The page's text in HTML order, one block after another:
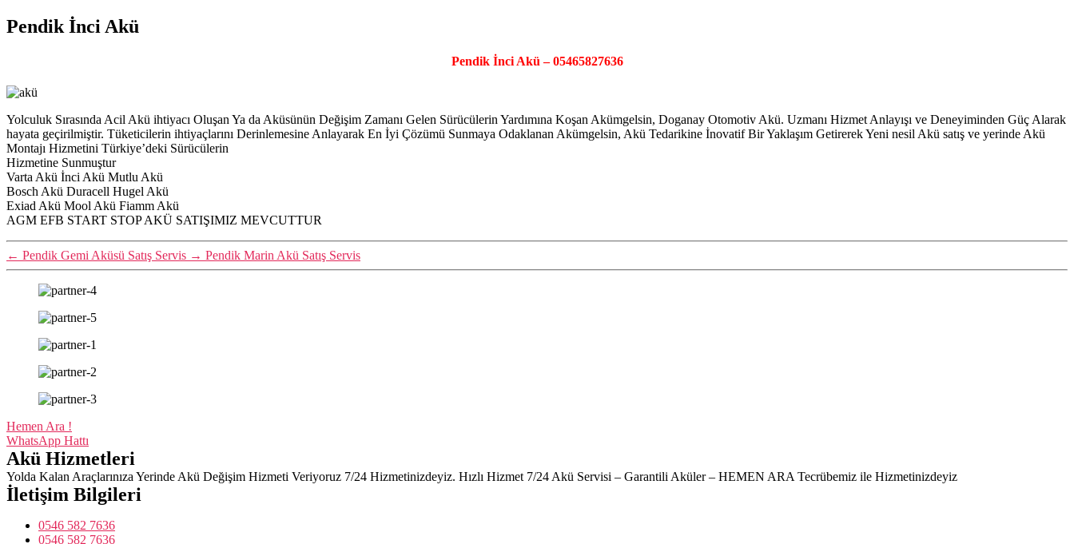
Pendik İnci Akü
Pendik İnci Akü – 05465827636
Yolculuk Sırasında Acil Akü ihtiyacı Oluşan Ya da Aküsünün Değişim Zamanı Gelen Sürücülerin Yardımına Koşan Akümgelsin, Doganay Otomotiv Akü. Uzmanı Hizmet Anlayışı ve Deneyiminden Güç Alarak
hayata geçirilmiştir. Tüketicilerin ihtiyaçlarını Derinlemesine Anlayarak En İyi Çözümü Sunmaya Odaklanan Akümgelsin, Akü Tedarikine İnovatif Bir Yaklaşım Getirerek Yeni nesil Akü satış ve yerinde Akü
Montajı Hizmetini Türkiye’deki Sürücülerin
Hizmetine Sunmuştur
Varta Akü İnci Akü Mutlu Akü
Bosch Akü Duracell Hugel Akü
Exiad Akü Mool Akü Fiamm Akü
AGM EFB START STOP AKÜ SATIŞIMIZ MEVCUTTUR
← Pendik Gemi Aküsü Satış Servis → Pendik Marin Akü Satış Servis
Hemen Ara !
WhatsApp Hattı
Akü Hizmetleri
Yolda Kalan Araçlarınıza Yerinde Akü Değişim Hizmeti Veriyoruz 7/24 Hizmetinizdeyiz. Hızlı Hizmet 7/24 Akü Servisi – Garantili Aküler – HEMEN ARA Tecrübemiz ile Hizmetinizdeyiz
İletişim Bilgileri
0546 582 7636
0546 582 7636